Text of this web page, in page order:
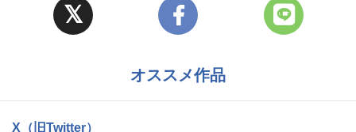
オススメ作品
X（旧Twitter）